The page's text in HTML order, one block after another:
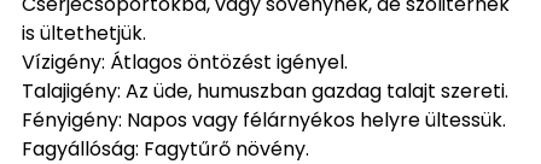
is ültethetjük.
Vízigény: Átlagos öntözést igényel.
Talajigény: Az üde, humuszban gazdag talajt szereti.
Fényigény: Napos vagy félárnyékos helyre ültessük.
Fagyállóság: Fagytűrő növény.